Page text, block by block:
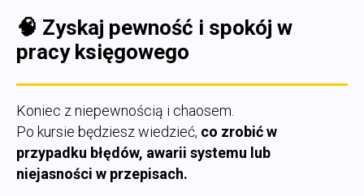
🧠 Zyskaj pewność i spokój w
pracy księgowego
Koniec z niepewnością i chaosem.
Po kursie będziesz wiedzieć, co zrobić w
przypadku błędów, awarii systemu lub
niejasności w przepisach.